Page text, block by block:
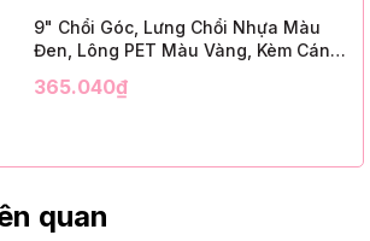
9" Chổi Góc, Lưng Chổi Nhựa Màu
Đen, Lông PET Màu Vàng, Kèm Cán
12 Bộ/Thùng (9" Angle Broom, Black
365.040₫
quan